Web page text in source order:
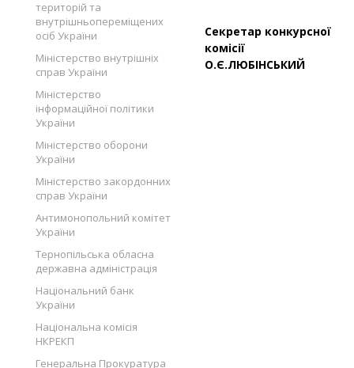
територій та
внутрішньопереміщених
осіб України
Міністерство внутрішніх
справ України
Міністерство
інформаційної політики
України
Міністерство оборони
України
Міністерство закордонних
справ України
Антимонопольний комітет
України
Тернопільська обласна
державна адміністрація
Національний банк
України
Національна комісія
НКРЕКП
Генеральна Прокуратура
Секретар конкурсної
О.Є.ЛЮБІНСЬКИЙ